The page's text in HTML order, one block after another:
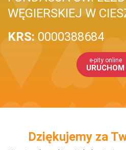
WĘGIERSKIEJ W
KRS: 0000388684
e-pity online
URUCHOM
Dziękujemy za